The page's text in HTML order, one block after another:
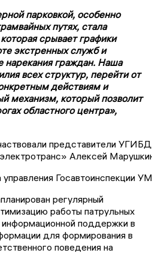
парковкой, особенно
путях, стала
срывает графики
экстренных служб и
нарекания граждан. Наша
всех структур, перейти от
действиям и
механизм, который позволит
областного центра»,
представители
Алексей Марушкин
управления Госавтоинспекции
регулярный
работы патрульных
информационной поддержки в
для формирования в
поведения на